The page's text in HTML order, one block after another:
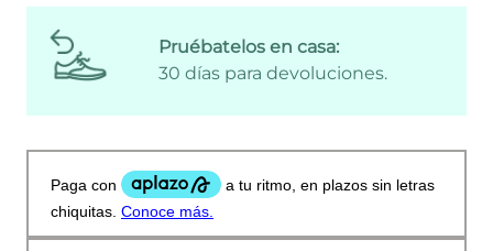
Pruébatelos en casa:
30 días para devoluciones.